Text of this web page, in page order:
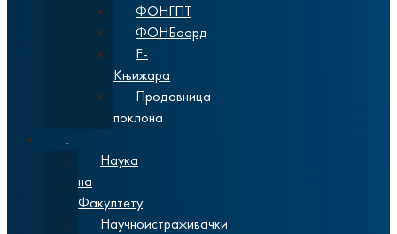
ФОНГПТ
ФОНБоард
Е-
Књижара
Продавница
поклона
Наука
на
Факултету
Научноистраживачки